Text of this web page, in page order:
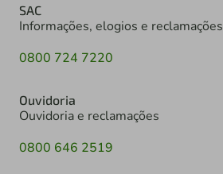
SAC
Informações, elogios e reclamações
0800 724 7220
Ouvidoria
Ouvidoria e reclamações
0800 646 2519